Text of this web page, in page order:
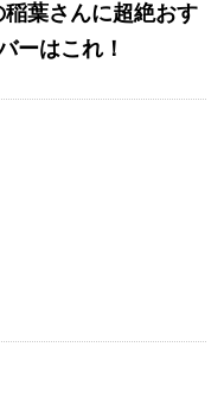
葉さんに超絶おす
ーはこれ！